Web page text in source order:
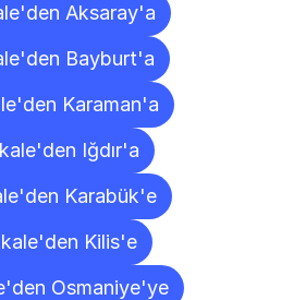
Aksaray'a
Bayburt'a
Karaman'a
Iğdır'a
Karabük'e
Kilis'e
Osmaniye'ye